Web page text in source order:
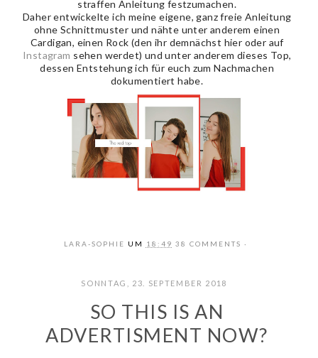
straffen Anleitung festzumachen.
Daher entwickelte ich meine eigene, ganz freie Anleitung
ohne Schnittmuster und nähte unter anderem einen
Cardigan, einen Rock (den ihr demnächst hier oder auf
Instagram sehen werdet) und unter anderem dieses Top,
dessen Entstehung ich für euch zum Nachmachen
dokumentiert habe.
LARA-SOPHIE UM 18:49 38 COMMENTS
SONNTAG, 23. SEPTEMBER 2018
SO THIS IS AN
ADVERTISMENT NOW?